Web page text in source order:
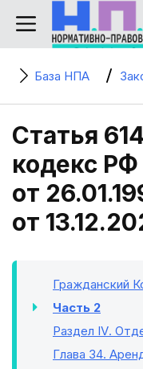
База НПА
Статья
кодекс РФ
от
от
Гражданский
Часть 2
Раздел IV.
Глава 34.